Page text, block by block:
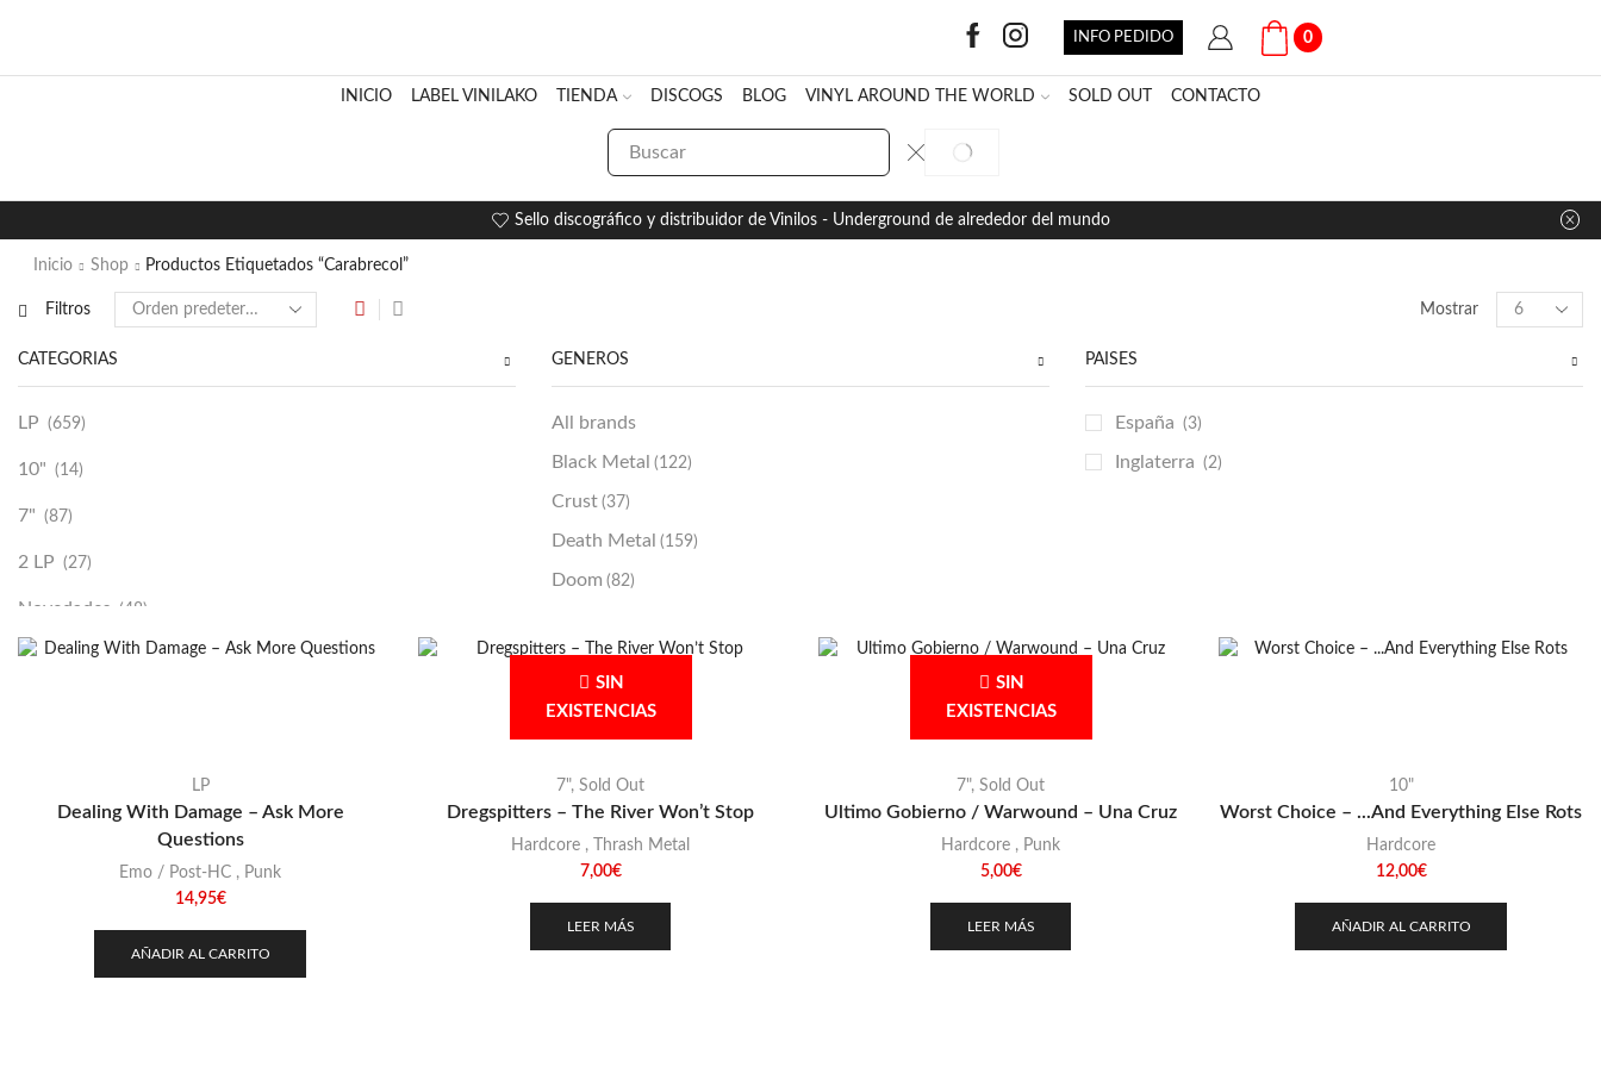
INFO PEDIDO 0
INICIO LABEL VINILAKO TIENDA DISCOGS BLOG VINYL AROUND THE WORLD SOLD OUT CONTACTO
SEARCH
INPUT
Sello discográfico y distribuidor de Vinilos - Underground de alrededor del mundo
Inicio Shop Productos Etiquetados “Carabrecol”
Filtros Mostrar
Products
per
CATEGORÍAS
LP (659)
10" (14)
7" (87)
2 LP (27)
Novedades (48)
Vinilako (34)
GÉNEROS
All brands
Black Metal (122)
Crust (37)
Death Metal (159)
Doom (82)
Grindcore (85)
Hardcore (153)
Heavy Metal
Otros (38)
Prog
Sludge (35)
PAÍSES
España (3)
Inglaterra (2)
LP
Dealing With Damage – Ask More
Questions
Emo / Post-HC , Punk
14,95€
AÑADIR AL CARRITO
SIN
EXISTENCIAS
7", Sold Out
Dregspitters – The River Won’t Stop
Hardcore ,
Thrash Metal
7,00€
LEER MÁS
SIN
EXISTENCIAS
7", Sold Out
Ultimo Gobierno / Warwound – Una Cruz
Hardcore , Punk
5,00€
LEER MÁS
10"
Worst Choice – .​.​.​And Everything Else Rots
Hardcore
12,00€
AÑADIR AL CARRITO